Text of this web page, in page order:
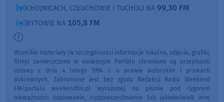
CHOJNICACH, CZŁUCHOWIE I TUCHOLI NA 99,30 FM
BYTOWIE NA 105,8 FM
Wszelkie materiały (w szczególności informacje lokalne, zdjęcia, grafiki,
filmy) zamieszczone w niniejszym Portalu chronione są przepisami
ustawy z dnia 4 lutego 1994 r. o prawie autorskim i prawach
pokrewnych. Zabronione jest bez zgody Redakcji Radia Weekend
FM/portalu weekendfm.pl wyrażonej na piśmie pod rygorem
nieważności: kopiowanie, rozpowszechnianie lub jakiekolwiek inne